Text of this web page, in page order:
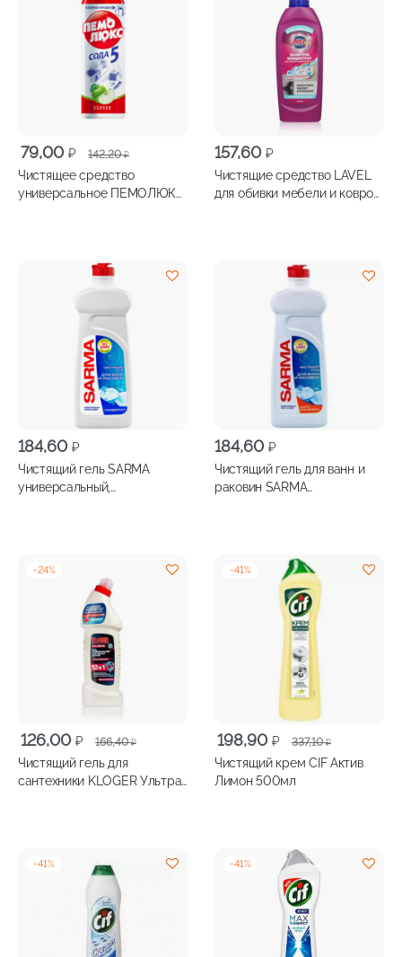
142,20₽
Первоначальная
цена
составляла
79,00 ₽
Текущая
цена:
79,00 ₽.
Чистящее средство
универсальное ПЕМОЛЮКС
157,60 ₽
Чистящие средство LAVEL
для обивки мебели и ковров
184,60 ₽
Чистящий гель SARMA
универсальный,
184,60 ₽
Чистящий гель для ванн и
раковин SARMA
-24%
166,40₽
Первоначальная
цена
составляла
126,00 ₽
Текущая
цена:
126,00 ₽.
Чистящий гель для
сантехники KLOGER Ультра
-41%
337,10₽
Первоначальная
цена
составляла
198,90 ₽
Текущая
цена:
198,90 ₽.
Чистящий крем CIF Актив
Лимон 500мл
-41% -41%